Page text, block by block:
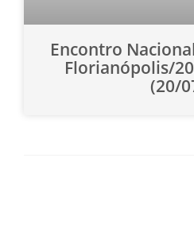
Encontro
Florianópolis/
(20/